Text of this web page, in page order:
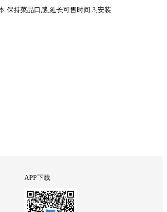
保持菜品口感,延长可售时间 3,安装
APP下载